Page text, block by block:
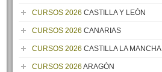
CURSOS 2026 CASTILLA Y LEÓN
CURSOS 2026 CANARIAS
CURSOS 2026 CASTILLA LA MANCHA
CURSOS 2026 ARAGÓN